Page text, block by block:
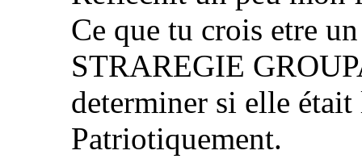
Ce que tu crois etre
STRAREGIE
determiner si elle était
Patriotiquement.